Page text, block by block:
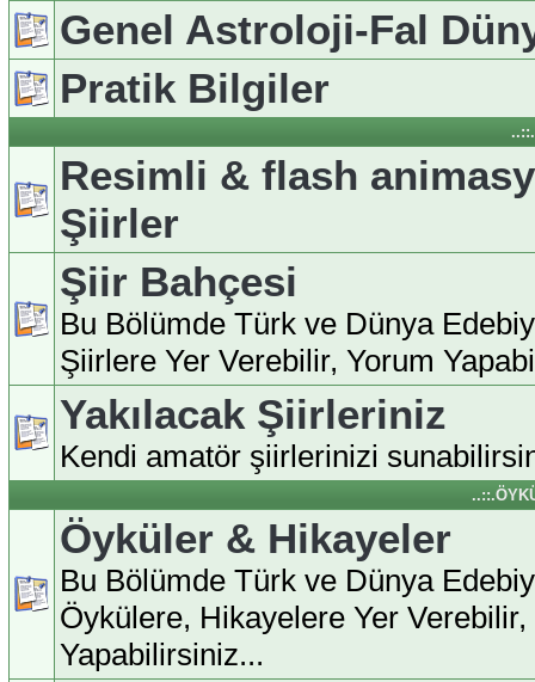
Genel Astroloji-Fal
Pratik Bilgiler
Resimli & flash
Şiirler
Şiir Bahçesi
Bu Bölümde Türk ve Dünya
Şiirlere Yer Verebilir, Yorum
Yakılacak Şiirleriniz
Kendi amatör şiirlerinizi
Öyküler & Hikayeler
Bu Bölümde Türk ve Dünya
Öykülere, Hikayelere Yer Verebilir,
Yapabilirsiniz...